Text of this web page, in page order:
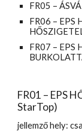
FR05 –
FR06 – EPS
FR07 – EPS
FR01 – EPS
StarTop)
jellemző hely: